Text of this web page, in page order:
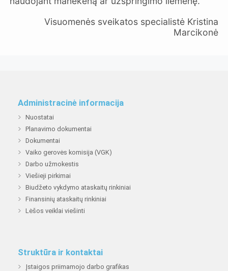
Visuomenės sveikatos specialistė Kristina
Marcikonė
Administracinė informacija
Nuostatai
Planavimo dokumentai
Dokumentai
Vaiko gerovės komisija (VGK)
Darbo užmokestis
Viešieji pirkimai
Biudžeto vykdymo ataskaitų rinkiniai
Finansinių ataskaitų rinkiniai
Lėšos veiklai viešinti
Struktūra ir kontaktai
Įstaigos priimamojo darbo grafikas